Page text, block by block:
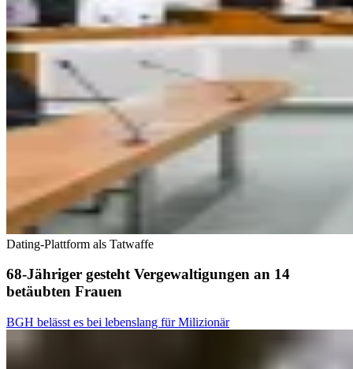
Dating-Plattform als Tatwaffe
68-Jähriger gesteht Vergewaltigungen an 14
betäubten Frauen
BGH belässt es bei lebenslang für Milizionär